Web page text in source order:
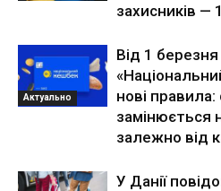
захисників —
Актуально
Від 1
нові
замінюється
залежно від
У Данії